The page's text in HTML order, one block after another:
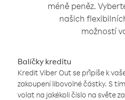
méně peněz.
našich
možností
Balíčky kreditu
Kredit Viber Out se připíše k
zakoupení libovolné částky. S
volat na jakékoli číslo na světe